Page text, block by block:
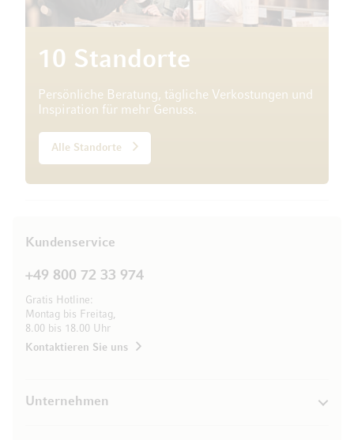
10 Standorte
Persönliche Beratung, tägliche Verkostungen und
Inspiration für mehr Genuss.
Alle Standorte
Kundenservice
+49 800 72 33 974
Gratis Hotline:
Montag bis Freitag,
8.00 bis 18.00 Uhr
Kontaktieren Sie uns
Unternehmen